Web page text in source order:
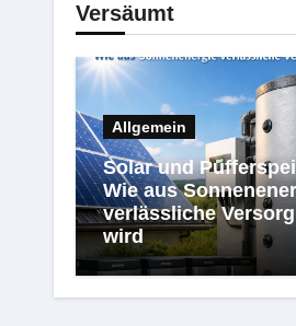
Versäumt
Allgemein
Solar und
Wie aus
verlässliche
wird